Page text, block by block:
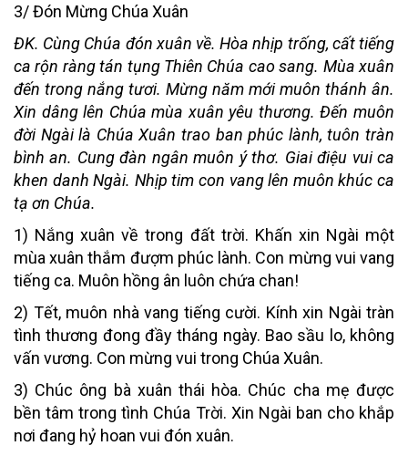
3/ Đón Mừng Chúa Xuân
ĐK. Cùng Chúa đón xuân về. Hòa nhịp trống, cất tiếng
ca rộn ràng tán tụng Thiên Chúa cao sang. Mùa xuân
đến trong nắng tươi. Mừng năm mới muôn thánh ân.
Xin dâng lên Chúa mùa xuân yêu thương. Đến muôn
đời Ngài là Chúa Xuân trao ban phúc lành, tuôn tràn
bình an. Cung đàn ngân muôn ý thơ. Giai điệu vui ca
khen danh Ngài. Nhịp tim con vang lên muôn khúc ca
tạ ơn Chúa.
1) Nắng xuân về trong đất trời. Khấn xin Ngài một
mùa xuân thắm đượm phúc lành. Con mừng vui vang
tiếng ca. Muôn hồng ân luôn chứa chan!
2) Tết, muôn nhà vang tiếng cười. Kính xin Ngài tràn
tình thương đong đầy tháng ngày. Bao sầu lo, không
vấn vương. Con mừng vui trong Chúa Xuân.
3) Chúc ông bà xuân thái hòa. Chúc cha mẹ được
bền tâm trong tình Chúa Trời. Xin Ngài ban cho khắp
nơi đang hỷ hoan vui đón xuân.